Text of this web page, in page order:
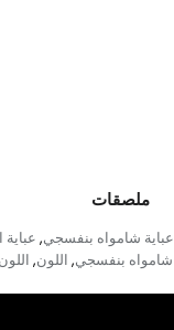
ملصقات
عباية شامواه بنفسجي, عباية
شامواه بنفسجي, اللون,